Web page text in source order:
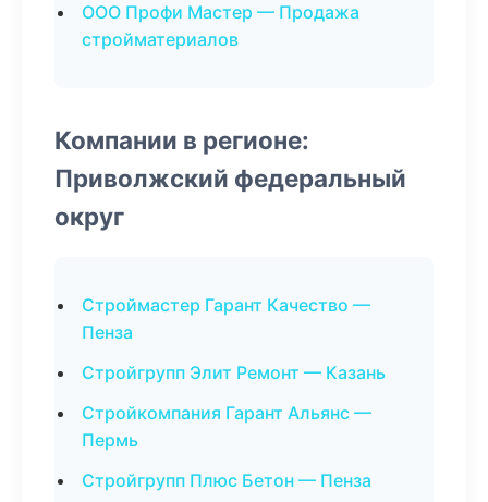
ООО Профи Мастер — Продажа
стройматериалов
Компании в регионе:
Приволжский федеральный
округ
Строймастер Гарант Качество —
Пенза
Стройгрупп Элит Ремонт — Казань
Стройкомпания Гарант Альянс —
Пермь
Стройгрупп Плюс Бетон — Пенза